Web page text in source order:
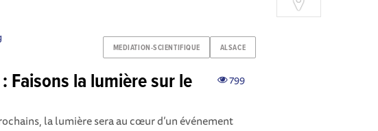
MEDIATION-SCIENTIFIQUE ALSACE
799
Faisons la lumière sur le
la lumière sera au cœur d’un événement